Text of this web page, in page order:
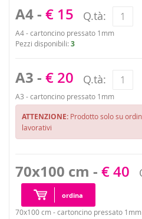
A4 - € 15 Q.tà:
A4 - cartoncino pressato 1mm
Pezzi disponibili: 3
A3 - € 20 Q.tà:
A3 - cartoncino pressato 1mm
ATTENZIONE: Prodotto solo su
lavorativi
70x100 cm - € 40
ordina
70x100 cm - cartoncino pressato 1mm